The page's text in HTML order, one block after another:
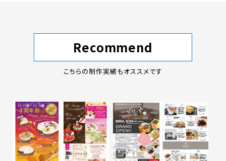
Recommend
こちらの制作実績もオススメです